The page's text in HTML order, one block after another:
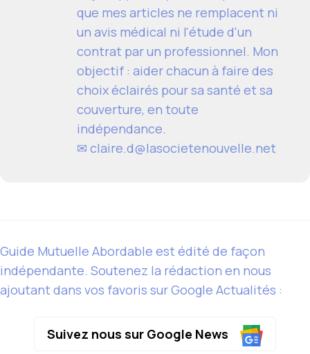
que mes articles ne remplacent ni
un avis médical ni l'étude d'un
contrat par un professionnel. Mon
objectif : aider chacun à faire des
choix éclairés pour sa santé et sa
couverture, en toute
indépendance.
✉ claire.d@lasocietenouvelle.net
Guide Mutuelle Abordable est édité de façon
indépendante. Soutenez la rédaction en nous
ajoutant dans vos favoris sur Google Actualités :
Suivez nous sur Google News